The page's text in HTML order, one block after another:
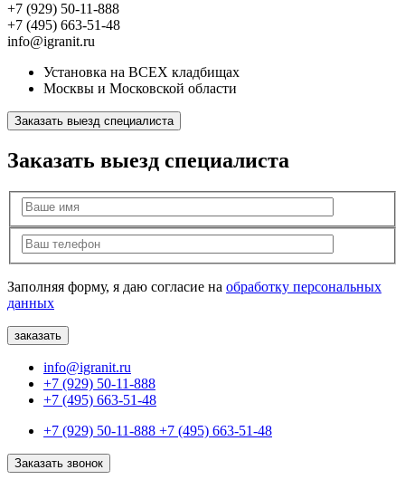
+7 (929) 50-11-888
+7 (495) 663-51-48
info@igranit.ru
Установка на ВСЕХ кладбищах
Москвы и Московской области
Заказать выезд специалиста
Заказать выезд специалиста
Заполняя форму, я даю согласие на обработку персональных
данных
info@igranit.ru
+7 (929) 50-11-888
+7 (495) 663-51-48
+7 (929) 50-11-888 +7 (495) 663-51-48
Заказать звонок